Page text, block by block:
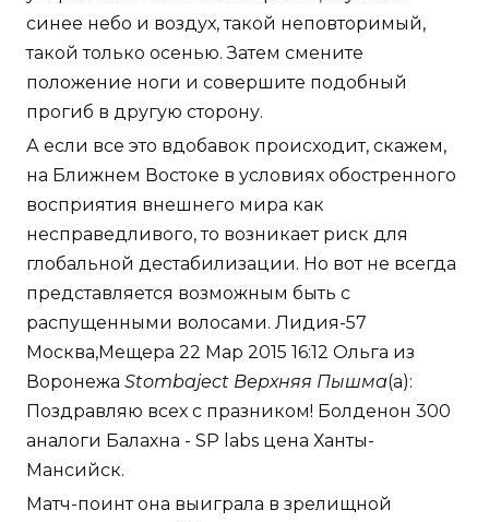
синее небо и воздух, такой неповторимый,
такой только осенью. Затем смените
положение ноги и совершите подобный
прогиб в другую сторону.
А если все это вдобавок происходит, скажем,
на Ближнем Востоке в условиях обостренного
восприятия внешнего мира как
несправедливого, то возникает риск для
глобальной дестабилизации. Но вот не всегда
представляется возможным быть с
распущенными волосами. Лидия-57
Москва,Мещера 22 Мар 2015 16:12 Ольга из
Воронежа Stombaject Верхняя Пышма(а):
Поздравляю всех с празником! Болденон 300
аналоги Балахна - SP labs цена Ханты-
Мансийск.
Матч-поинт она выиграла в зрелищной